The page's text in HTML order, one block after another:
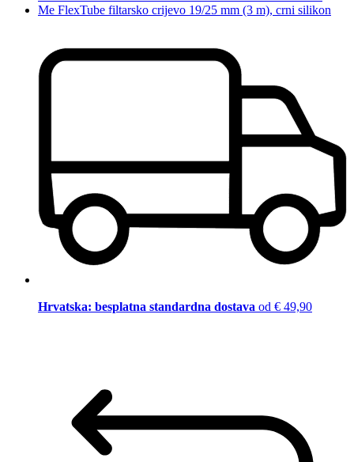
Me FlexTube filtarsko crijevo 19/25 mm (3 m), crni silikon
Hrvatska: besplatna standardna dostava od € 49,90